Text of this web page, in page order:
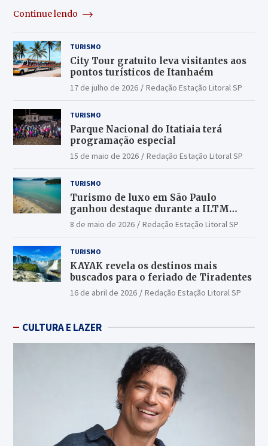
Continue lendo
TURISMO
City Tour gratuito leva visitantes aos
pontos turísticos de Itanhaém
17 de julho de 2026 Redação Estação Litoral SP
TURISMO
Parque Nacional do Itatiaia terá
programação especial
15 de maio de 2026 Redação Estação Litoral SP
TURISMO
Turismo de luxo em São Paulo
ganhou destaque durante a ILTM
Latin America 2026
8 de maio de 2026 Redação Estação Litoral SP
TURISMO
KAYAK revela os destinos mais
buscados para o feriado de Tiradentes
16 de abril de 2026 Redação Estação Litoral SP
CULTURA E LAZER